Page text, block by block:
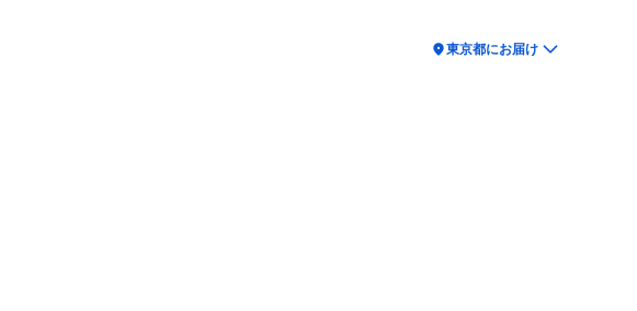
location_on東京都にお届け